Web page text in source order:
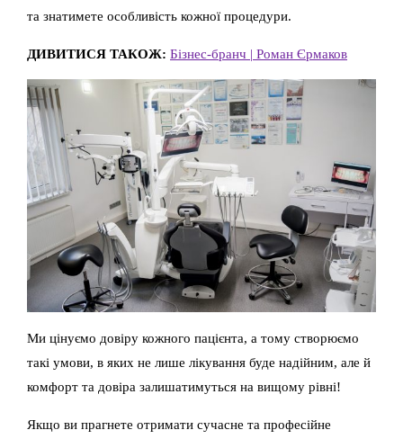
та знатимете особливість кожної процедури.
ДИВИТИСЯ ТАКОЖ: Бізнес-бранч | Роман Єрмаков
Ми цінуємо довіру кожного пацієнта, а тому створюємо
такі умови, в яких не лише лікування буде надійним, але й
комфорт та довіра залишатимуться на вищому рівні!
Якщо ви прагнете отримати сучасне та професійне